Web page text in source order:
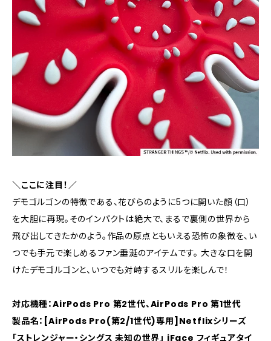
＼ここに注目！／
デモゴルゴンの特徴である、花びらのように5つに開いた顔（口）
を大胆に再現。そのインパクトは絶大で、まるで裏側の世界から
飛び出してきたかのよう。作品の原点ともいえる恐怖の象徴を、い
つでも手元で楽しめるファン垂涎のアイテムです。 大きな口を開
けたデモゴルゴンと、いつでも対峙するスリルを楽しんで！
対応機種：AirPods Pro 第2世代、AirPods Pro 第1世代
製品名：[AirPods Pro(第2/1世代)専用]Netflixシリーズ
「ストレンジャー・シングス 未知の世界」 iFace フィギュアタイ